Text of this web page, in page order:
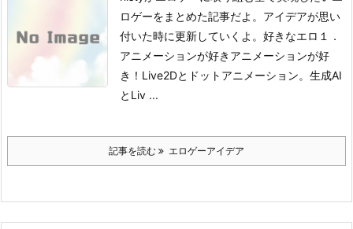
ロゲーをまとめた記事だよ。アイデアが思い
付いた時に更新していくよ。 好きなエロ１．
アニメーションが好き アニメーションが好
き！Live2Dとドットアニメーション。生成AI
とLiv ...
記事を読む エロゲーアイデア